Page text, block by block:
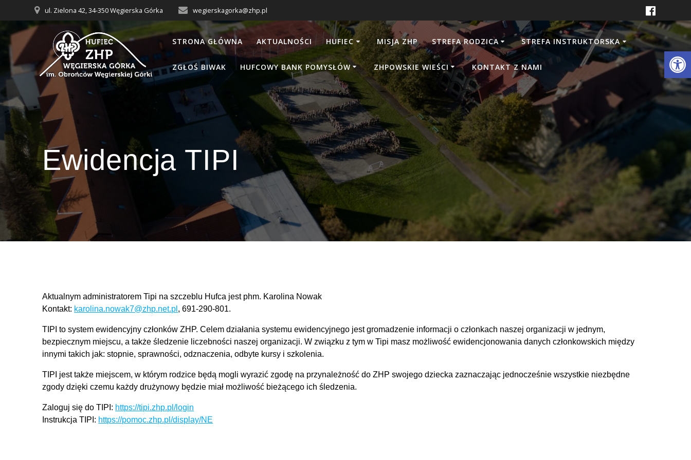
do
treści
ul. Zielona 42, 34-350 Węgierska Górka wegierskagorka@zhp.pl
STRONA GŁÓWNA AKTUALNOŚCI HUFIEC MISJA ZHP STREFA RODZICA STREFA INSTRUKTORSKA
ZGŁOŚ BIWAK HUFCOWY BANK POMYSŁÓW ZHPOWSKIE WIEŚCI KONTAKT Z NAMI
Ewidencja TIPI
Aktualnym administratorem Tipi na szczeblu Hufca jest phm. Karolina Nowak
Kontakt: karolina.nowak7@zhp.net.pl , 691-290-801.
TIPI to system ewidencyjny członków ZHP. Celem działania systemu ewidencyjnego jest gromadzenie informacji o członkach naszej organizacji w jednym,
bezpiecznym miejscu, a także śledzenie liczebności naszej organizacji. W związku z tym w Tipi masz możliwość ewidencjonowania danych członkowskich między
innymi takich jak: stopnie, sprawności, odznaczenia, odbyte kursy i szkolenia.
TIPI jest także miejscem, w którym rodzice będą mogli wyrazić zgodę na przynależność do ZHP swojego dziecka zaznaczając jednocześnie wszystkie niezbędne
zgody dzięki czemu każdy drużynowy będzie miał możliwość bieżącego ich śledzenia.
Zaloguj się do TIPI: https://tipi.zhp.pl/login
Instrukcja TIPI: https://pomoc.zhp.pl/display/NE